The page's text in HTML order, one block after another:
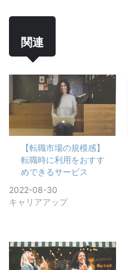
関連
【転職市場の規模感】
転職時に利用をおすす
めできるサービス
2022-08-30
キャリアアップ